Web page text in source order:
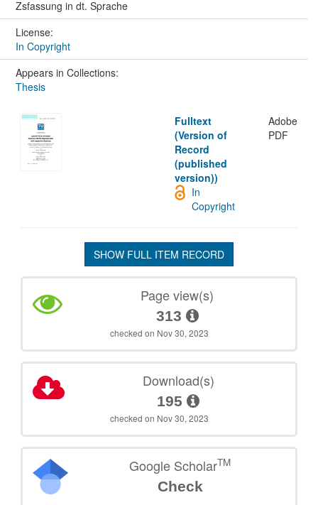
Zsfassung in dt. Sprache
License:
In Copyright
Appears in Collections:
Thesis
Fulltext
(Version of
Record
(published
version))
Adobe
PDF
In
Copyright
SHOW FULL ITEM RECORD
Page view(s)
313
checked on Nov 30, 2023
Download(s)
195
checked on Nov 30, 2023
Google ScholarTM
Check